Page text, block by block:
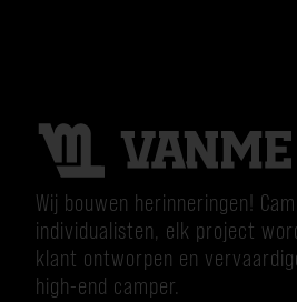
Wij bouwen herinneringen!
individualisten, elk project
klant ontworpen en
high-end camper.